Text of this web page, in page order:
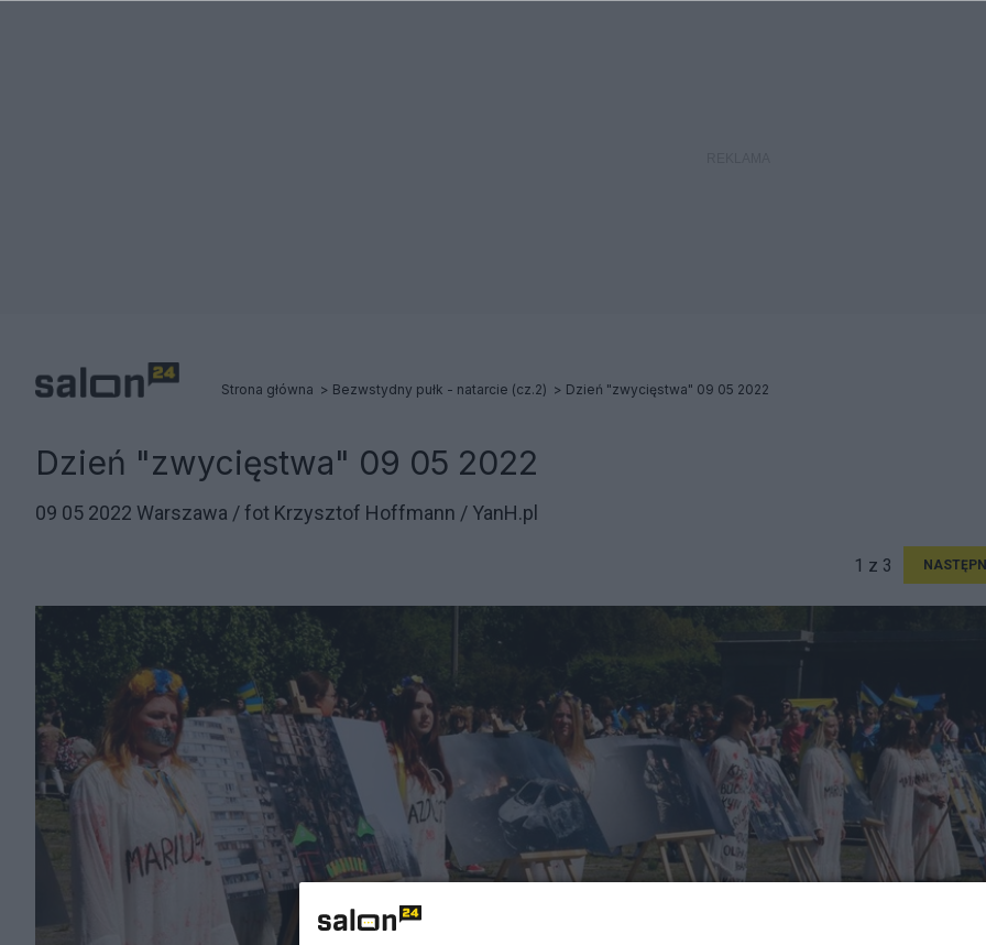
Strona główna Bezwstydny pułk - natarcie (cz.2) Dzień "zwycięstwa" 09 05 2022
Dzień "zwycięstwa" 09 05 2022
09 05 2022 Warszawa / fot Krzysztof Hoffmann / YanH.pl
1 z 3